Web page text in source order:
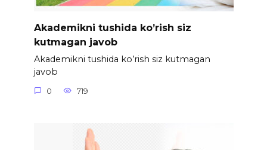
Akademikni tushida ko’rish siz
kutmagan javob
Akademikni tushida ko’rish siz kutmagan
javob
0 719